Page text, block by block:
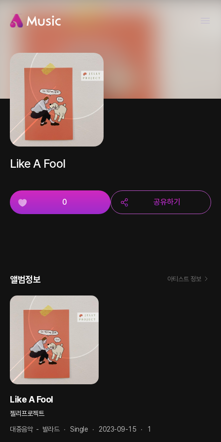
Like A Fool
0 공유하기
앨범정보 아티스트 정보
Like A Fool
젤리프로젝트
대중음악- 발라드 Single 2023-09-15 1